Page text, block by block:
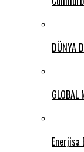
DÜNYA
GLOBAL
Enerjisa